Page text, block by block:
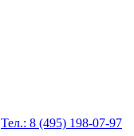
Тел.: 8 (495) 198-07-97